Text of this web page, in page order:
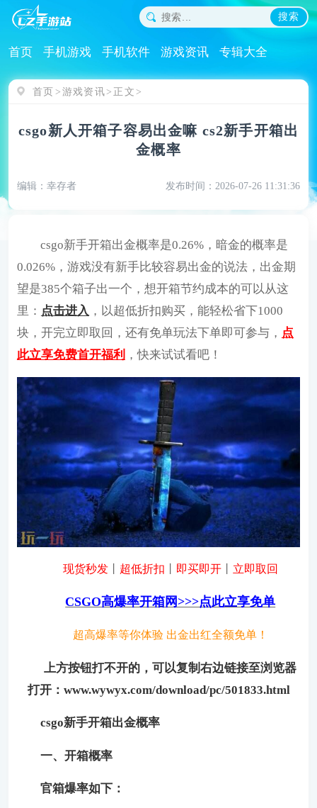
搜索
首页 手机游戏 手机软件 游戏资讯 专辑大全
首页 游戏资讯 正文
csgo新人开箱子容易出金嘛 cs2新手开箱出
金概率
编辑：幸存者 发布时间：2026-07-26 11:31:36
csgo新手开箱出金概率是0.26%，暗金的概率是
0.026%，游戏没有新手比较容易出金的说法，出金期
望是385个箱子出一个，想开箱节约成本的可以从这
里： 点击进入 ，以超低折扣购买，能轻松省下1000
块，开完立即取回，还有免单玩法下单即可参与， 点
此立享免费首开福利 ，快来试试看吧！
现货秒发丨 超低折扣 即买即开丨 立即取回
CSGO高爆率开箱网>>>点此立享免单
超高爆率等你体验 出金出红全额免单！
上方按钮打不开的，可以复制右边链接至浏览器
打开：www.wywyx.com/download/pc/501833.html
csgo新手开箱出金概率
一、开箱概率
官箱爆率如下：